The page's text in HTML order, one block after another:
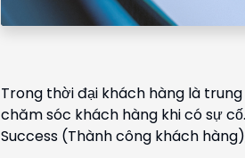
Trong thời đại khách hàng là
chăm sóc khách hàng khi có sự
Success (Thành công khách